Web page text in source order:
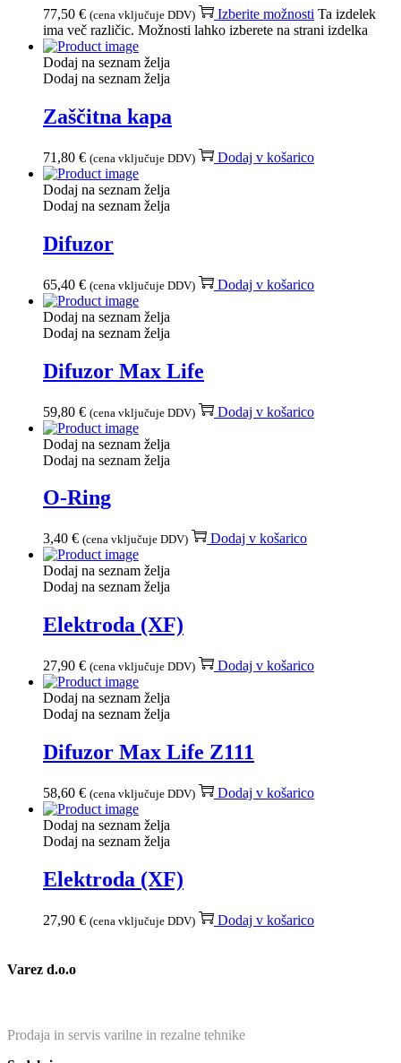
77,50 € (cena vključuje DDV) Izberite možnosti Ta izdelek
ima več različic. Možnosti lahko izberete na strani izdelka
Dodaj na seznam želja
Dodaj na seznam želja
Zaščitna kapa
71,80 € (cena vključuje DDV) Dodaj v košarico
Dodaj na seznam želja
Dodaj na seznam želja
Difuzor
65,40 € (cena vključuje DDV) Dodaj v košarico
Dodaj na seznam želja
Dodaj na seznam želja
Difuzor Max Life
59,80 € (cena vključuje DDV) Dodaj v košarico
Dodaj na seznam želja
Dodaj na seznam želja
O-Ring
3,40 € (cena vključuje DDV) Dodaj v košarico
Dodaj na seznam želja
Dodaj na seznam želja
Elektroda (XF)
27,90 € (cena vključuje DDV) Dodaj v košarico
Dodaj na seznam želja
Dodaj na seznam želja
Difuzor Max Life Z111
58,60 € (cena vključuje DDV) Dodaj v košarico
Dodaj na seznam želja
Dodaj na seznam želja
Elektroda (XF)
27,90 € (cena vključuje DDV) Dodaj v košarico
Varez d.o.o
Prodaja in servis varilne in rezalne tehnike